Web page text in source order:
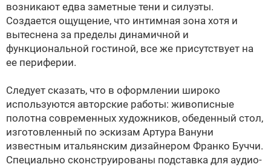
возникают едва заметные тени и силуэты.
Создается ощущение, что интимная зона хотя и
вытеснена за пределы динамичной и
функциональной гостиной, все же присутствует на
ее периферии.
Следует сказать, что в оформлении широко
используются авторские работы: живописные
полотна современных художников, обеденный стол,
изготовленный по эскизам Артура Вануни
известным итальянским дизайнером Франко Буччи.
Специально сконструированы подставка для аудио-